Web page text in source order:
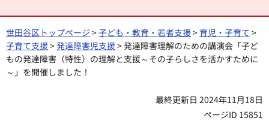
世田谷区トップページ >子ども・教育・若者支援> 育児・子育て >
子育て支援>発達障害児支援> 発達障害理解のための講演会「子ど
もの発達障害（特性）の理解と支援～その子らしさを活かすために
～」を開催しました！
最終更新日 2024年11月18日
ページID 15851